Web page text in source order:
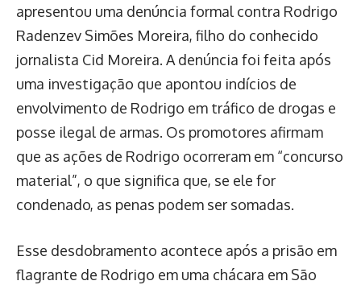
apresentou uma denúncia formal contra Rodrigo
Radenzev Simões Moreira, filho do conhecido
jornalista Cid Moreira. A denúncia foi feita após
uma investigação que apontou indícios de
envolvimento de Rodrigo em tráfico de drogas e
posse ilegal de armas. Os promotores afirmam
que as ações de Rodrigo ocorreram em “concurso
material”, o que significa que, se ele for
condenado, as penas podem ser somadas.
Esse desdobramento acontece após a prisão em
flagrante de Rodrigo em uma chácara em São